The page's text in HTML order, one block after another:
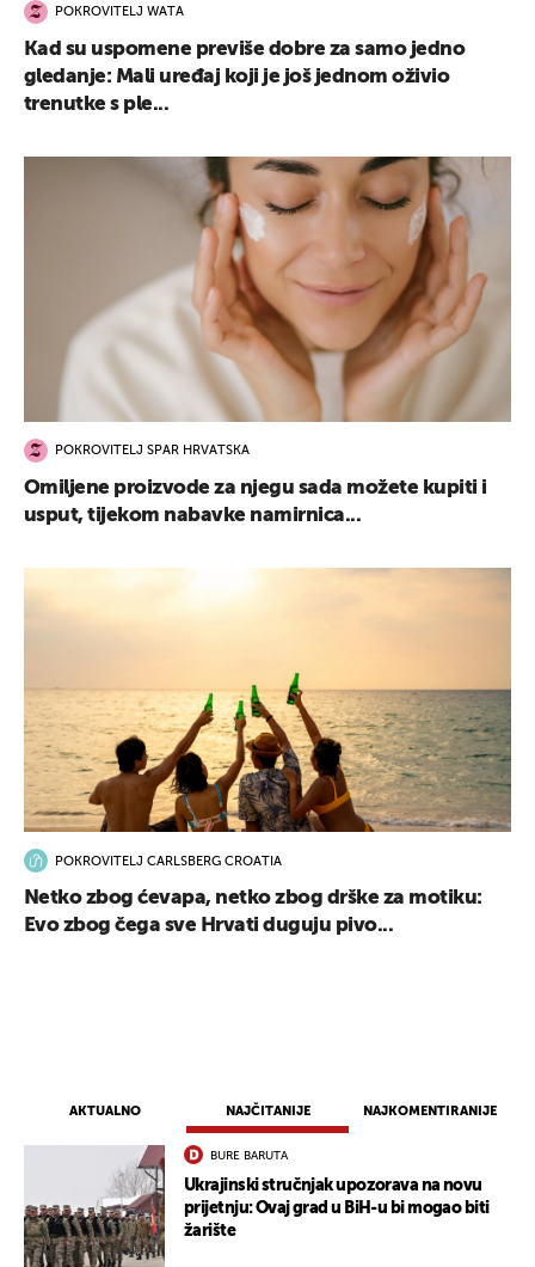
AKTUALNO NAJČITANIJE NAJKOMENTIRANIJE
BURE BARUTA
Ukrajinski stručnjak upozorava na novu
prijetnju: Ovaj grad u BiH-u bi mogao biti
žarište
POKROVITELJ WATA
Kad su uspomene previše dobre za samo jedno
gledanje: Mali uređaj koji je još jednom oživio
trenutke s ple...
POKROVITELJ SPAR HRVATSKA
Omiljene proizvode za njegu sada možete kupiti i
usput, tijekom nabavke namirnica...
POKROVITELJ CARLSBERG CROATIA
Netko zbog ćevapa, netko zbog drške za motiku:
Evo zbog čega sve Hrvati duguju pivo...